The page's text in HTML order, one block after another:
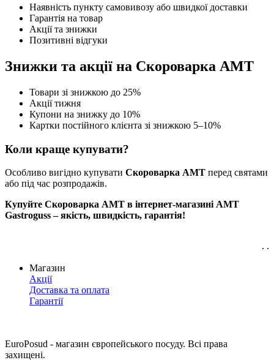
Наявність пункту самовивозу або швидкої доставки
Гарантія на товар
Акції та знижки
Позитивні відгуки
Знижки та акції на Скороварка AMT
Товари зі знижкою до 25%
Акції тижня
Купони на знижку до 10%
Картки постійного клієнта зі знижкою 5–10%
Коли краще купувати?
Особливо вигідно купувати Скороварка AMT перед святами
або під час розпродажів.
Купуйте Скороварка AMT в інтернет-магазині AMT
Gastroguss – якість, швидкість, гарантія!
. .
Магазин
Акції
Доставка та оплата
Гарантії
EuroPosud - магазин європейського посуду. Всі права
захищені.